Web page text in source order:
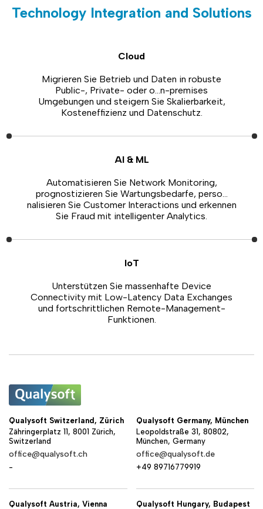
Technology Integration and Solutions
Cloud
Migrieren Sie Betrieb und Daten in robuste
Public-, Private- oder o…n-premises
Umgebungen und steigern Sie Skalierbarkeit,
Kosteneffizienz und Datenschutz.
AI & ML
Automatisieren Sie Network Monitoring,
prognostizieren Sie Wartungsbedarfe, perso…
nalisieren Sie Customer Interactions und erkennen
Sie Fraud mit intelligenter Analytics.
IoT
Unterstützen Sie massenhafte Device
Connectivity mit Low-Latency Data Exchanges
und fortschrittlichen Remote-Management-
Funktionen.
Qualysoft Switzerland, Zürich
Zähringerplatz 11, 8001 Zürich,
Switzerland
office@qualysoft.ch
-
Qualysoft Germany, München
Leopoldstraße 31, 80802,
München, Germany
office@qualysoft.de
+49 89716779919
Qualysoft Austria, Vienna
Qualysoft Hungary, Budapest